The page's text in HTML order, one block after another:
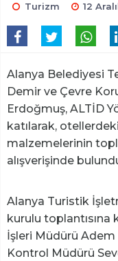
Turizm 12
Alanya Belediyesi
Demir ve Çevre
Erdoğmuş, ALTİD
katılarak,
malzemelerinin
alışverişinde
Alanya Turistik
kurulu toplantısına
İşleri Müdürü
Kontrol Müdürü